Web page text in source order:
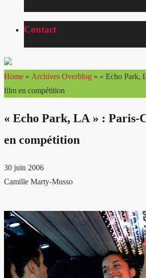
Contact
Home » Archives Overblog » « Echo Park,
film en compétition
« Echo Park, LA » : Paris-
en compétition
30 juin 2006
Camille Marty-Musso